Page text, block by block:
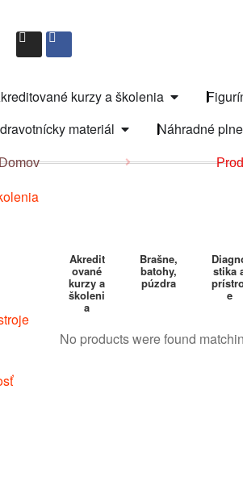
kurzy a školenia
materiál
Náhradné
Akredit
ované
kurzy a
školeni
a
Brašne,
batohy,
púzdra
stika
e
No products were found